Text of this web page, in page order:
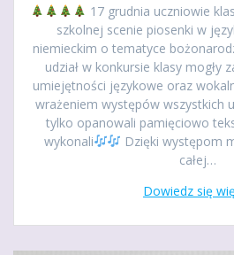
17 grudnia uczniowie
szkolnej scenie piosenki w
niemieckim o tematyce
udział w konkursie klasy mogły
umiejętności językowe oraz
wrażeniem występów wszystkich
tylko opanowali pamięciowo
wykonali
Dzięki występom
całej…
Dowiedz się